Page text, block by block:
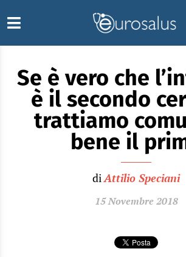
Se è vero che
è il secondo
trattiamo
bene il
diAttilio Speciani
15 Novembre 2018